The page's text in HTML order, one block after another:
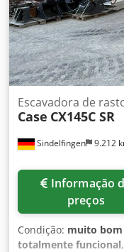
Sindelfingen 9.212
Escavadora de
Case CX145C SR
preços
Condição: muito bom
totalmente funcional